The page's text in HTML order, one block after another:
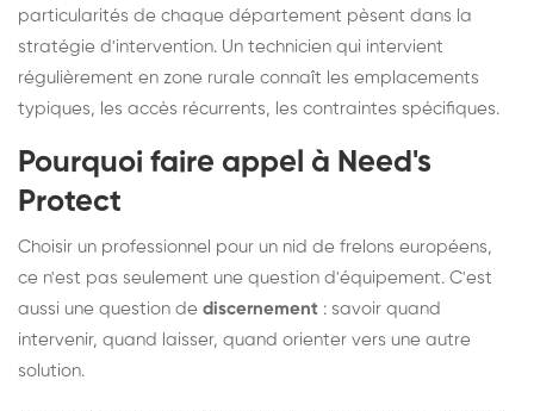
particularités de chaque département pèsent dans la
stratégie d'intervention. Un technicien qui intervient
régulièrement en zone rurale connaît les emplacements
typiques, les accès récurrents, les contraintes spécifiques.
Pourquoi faire appel à Need's
Protect
Choisir un professionnel pour un nid de frelons européens,
ce n'est pas seulement une question d'équipement. C'est
aussi une question de discernement : savoir quand
intervenir, quand laisser, quand orienter vers une autre
solution.